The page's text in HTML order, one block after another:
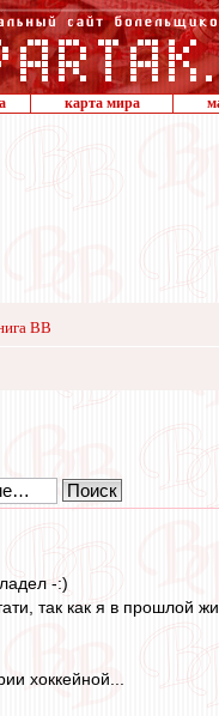
карта мира
ВВ
-:)
так как я в прошлой
хоккейной...